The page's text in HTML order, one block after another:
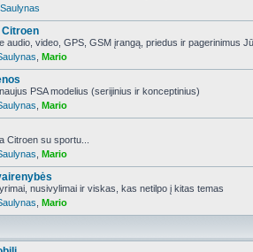
Saulynas
Citroen
audio, video, GPS, GSM įrangą, priedus ir pagerinimus
Mario
PSA modelius (serijinius ir konceptinius)
Mario
Citroen su sportu...
Mario
nusivylimai ir viskas, kas netilpo į kitas temas
Mario